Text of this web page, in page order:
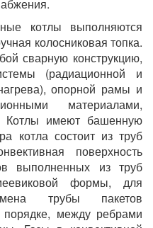
котлы выполняются
колосниковая топка.
сварную конструкцию,
(радиационной и
опорной рамы и
материалами,
Котлы имеют башенную
котла состоит из труб
поверхность
выполненных из труб
формы, для
трубы пакетов
между ребрами